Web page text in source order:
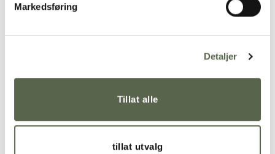
Markedsføring
Detaljer
Tillat alle
tillat utvalg